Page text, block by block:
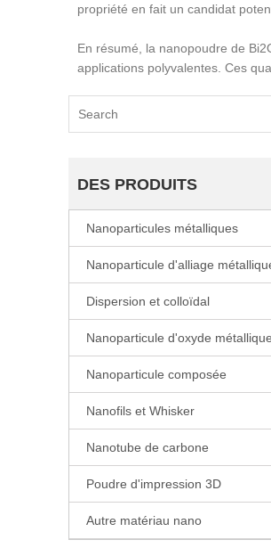
propriété en fait un candidat
En résumé, la nanopoudre de
applications polyvalentes. Ces
DES PRODUITS
Nanoparticules métalliques
Nanoparticule d'alliage
Dispersion et colloïdal
Nanoparticule d'oxyde métallique
Nanoparticule composée
Nanofils et Whisker
Nanotube de carbone
Poudre d'impression 3D
Autre matériau nano